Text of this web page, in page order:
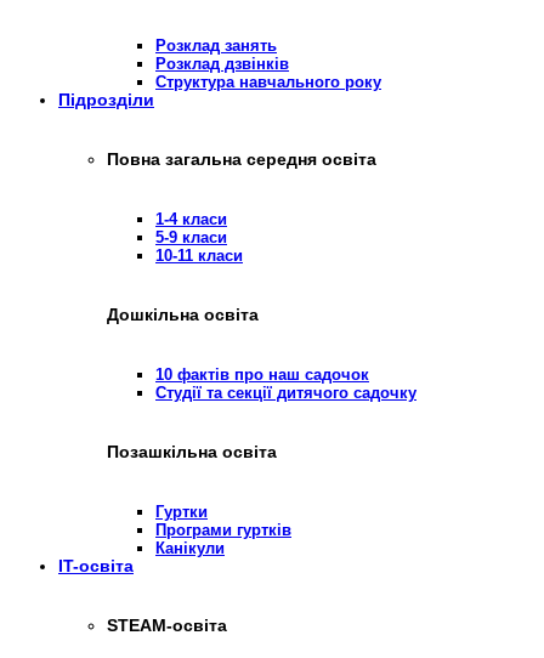
Розклад занять
Розклад дзвінків
Структура навчального року
Підрозділи
Повна загальна середня освіта
1-4 класи
5-9 класи
10-11 класи
Дошкільна освіта
10 фактів про наш садочок
Студії та секції дитячого садочку
Позашкільна освіта
Гуртки
Програми гуртків
Канікули
IT-освіта
STEAM-освіта